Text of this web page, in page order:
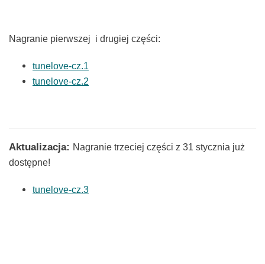
Nagranie pierwszej i drugiej części:
tunelove-cz.1
tunelove-cz.2
Aktualizacja: Nagranie trzeciej części z 31 stycznia już
dostępne!
tunelove-cz.3